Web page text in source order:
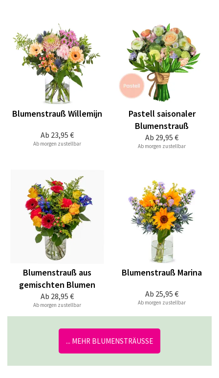
Ab 23,95 €
Blumenstrauß Willemijn
Ab morgen zustellbar
Ab 29,95 €
Pastell saisonaler
Blumenstrauß
Ab morgen zustellbar
Ab 28,95 €
Blumenstrauß aus
gemischten Blumen
Ab morgen zustellbar
Ab 25,95 €
Blumenstrauß Marina
Ab morgen zustellbar
... MEHR BLUMENSTRÄUSSE